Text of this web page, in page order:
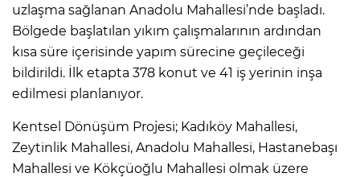
uzlaşma sağlanan Anadolu Mahallesi’nde başladı.
Bölgede başlatılan yıkım çalışmalarının ardından
kısa süre içerisinde yapım sürecine geçileceği
bildirildi. İlk etapta 378 konut ve 41 iş yerinin inşa
edilmesi planlanıyor.
Kentsel Dönüşüm Projesi; Kadıköy Mahallesi,
Zeytinlik Mahallesi, Anadolu Mahallesi, Hastanebaşı
Mahallesi ve Kökçüoğlu Mahallesi olmak üzere